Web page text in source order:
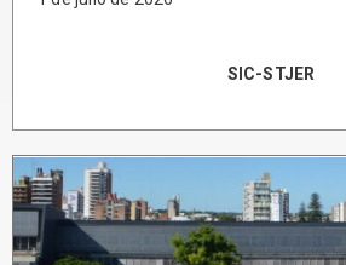
SIC-STJER